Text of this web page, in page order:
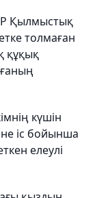
Қылмыстық
толмаған
құқық
күшін
іс бойынша
елеулі